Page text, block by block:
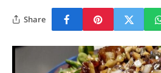
Share